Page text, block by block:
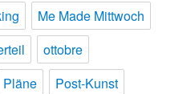
Me Made Mittwoch
ottobre
Pläne
Post-Kunst